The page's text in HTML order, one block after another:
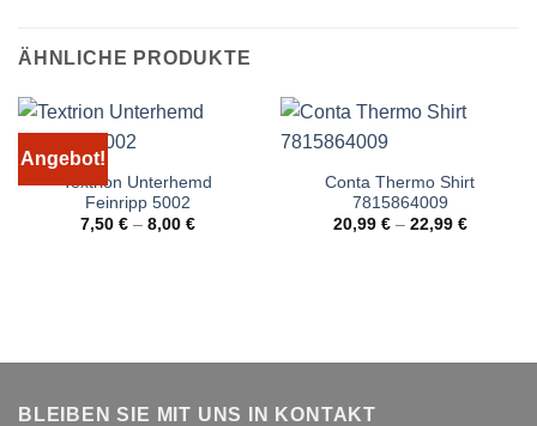
ÄHNLICHE PRODUKTE
Angebot!
Textrion Unterhemd
Feinripp 5002
7,50 €– 8,00 €
Conta Thermo Shirt
7815864009
20,99 €– 22,99 €
BLEIBEN SIE MIT UNS IN KONTAKT